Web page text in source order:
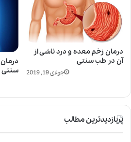
سنتی
درمان زخم معده و درد ناشی از
آن در طب سنتی
جولای 19, 2019
پربازدیدترین مطالب